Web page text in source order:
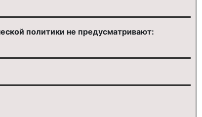
политики не предусматривают: